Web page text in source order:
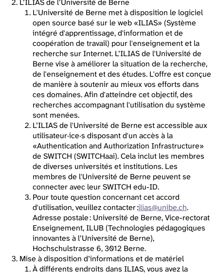
L’ILIAS de l’Université de Berne
L'Université de Berne met à disposition le logiciel
open source basé sur le web «ILIAS» (Système
intégré d'apprentissage, d'information et de
coopération de travail) pour l'enseignement et la
recherche sur Internet. L’ILIAS de l'Université de
Berne vise à améliorer la situation de la recherche,
de l'enseignement et des études. L'offre est conçue
de manière à soutenir au mieux vos efforts dans
ces domaines. Afin d'atteindre cet objectif, des
recherches accompagnant l'utilisation du système
sont menées.
L’ILIAS de l'Université de Berne est accessible aux
utilisateur·ice·s disposant d'un accès à la
«Authentication and Authorization Infrastructure»
de SWITCH (SWITCHaai). Cela inclut les membres
de diverses universités et institutions. Les
membres de l'Université de Berne peuvent se
connecter avec leur SWITCH edu-ID.
Pour toute question concernant cet accord
d'utilisation, veuillez contacter :ilias@unibe.ch.
Adresse postale : Université de Berne, Vice-rectorat
Enseignement, ILUB (Technologies pédagogiques
innovantes à l’Université de Berne),
Hochschulstrasse 6, 3012 Berne.
Mise à disposition d’informations et de matériel
À différents endroits dans ILIAS, vous avez la